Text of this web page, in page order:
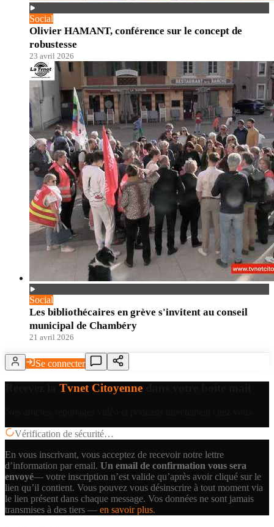
Social
Olivier HAMANT, conférence sur le concept de
robustesse
23 avril 2026
Social
Les bibliothécaires en grève s'invitent au conseil
municipal de Chambéry
21 avril 2026
Se connecter
Tvnet Citoyenne
Vérification de sécurité…
En vous inscrivant, vous acceptez de recevoir notre lettre
d’information par email. Un email de confirmation vous sera
envoyé— votre inscription n’est valide qu’après avoir cliqué sur le
lien qu’il contient. Vous pouvez vous désinscrire à tout moment via
le lien présent dans chaque message. Vos données ne sont jamais
transmises à des tiers — en savoir plus.